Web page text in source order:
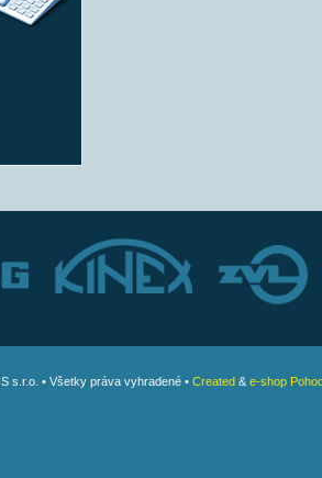
s.r.o. • Všetky práva vyhradené • Created & e-shop